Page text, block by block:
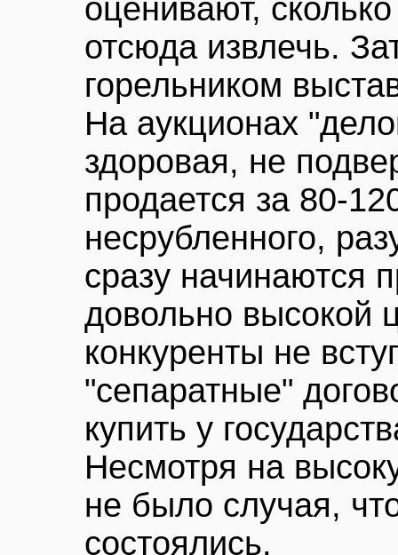
оценивают,
отсюда извлечь.
горельником
На аукционах
здоровая, не
продается за 80-
несрубленного,
сразу начинаются
довольно высокой
конкуренты не
"сепаратные"
купить у
Несмотря на
не было случая,
состоялись.